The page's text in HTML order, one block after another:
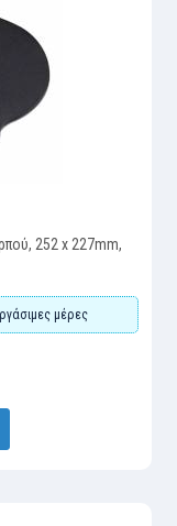
252 x 227mm,
μέρες